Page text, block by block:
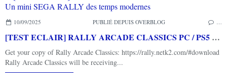
10/09/2025 PUBLIÉ DEPUIS OVERBLOG
[TEST ECLAIR] RALLY ARCADE CLASSICS PC / PS5 : Un mini SEGA RALLY des temps modernes
Get your copy of Rally Arcade Classics: https://rally.netk2.com/#download
Rally Arcade Classics will be receiving...